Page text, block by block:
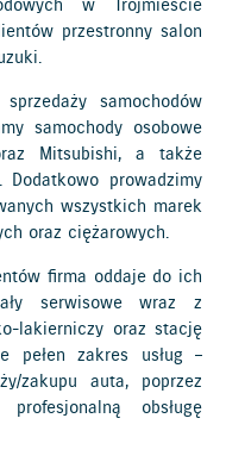
w Trójmieście
przestronny salon
samochodów
samochody osobowe
Mitsubishi, a także
prowadzimy
wszystkich marek
oraz ciężarowych.
firma oddaje do ich
serwisowe wraz z
lakierniczy oraz stację
pełen zakres usług –
zakupu auta, poprzez
obsługę